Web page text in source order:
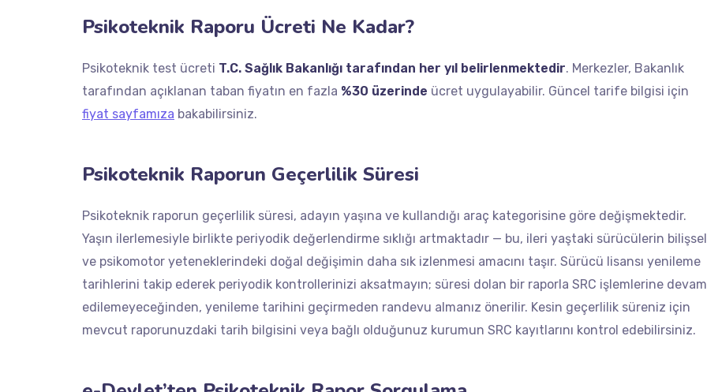
Psikoteknik Raporu Ücreti Ne Kadar?
Psikoteknik test ücreti T.C. Sağlık Bakanlığı tarafından her yıl belirlenmektedir. Merkezler, Bakanlık
tarafından açıklanan taban fiyatın en fazla %30 üzerinde ücret uygulayabilir. Güncel tarife bilgisi için
fiyat sayfamıza bakabilirsiniz.
Psikoteknik Raporun Geçerlilik Süresi
Psikoteknik raporun geçerlilik süresi, adayın yaşına ve kullandığı araç kategorisine göre değişmektedir.
Yaşın ilerlemesiyle birlikte periyodik değerlendirme sıklığı artmaktadır — bu, ileri yaştaki sürücülerin bilişsel
ve psikomotor yeteneklerindeki doğal değişimin daha sık izlenmesi amacını taşır. Sürücü lisansı yenileme
tarihlerini takip ederek periyodik kontrollerinizi aksatmayın; süresi dolan bir raporla SRC işlemlerine devam
edilemeyeceğinden, yenileme tarihini geçirmeden randevu almanız önerilir. Kesin geçerlilik süreniz için
mevcut raporunuzdaki tarih bilgisini veya bağlı olduğunuz kurumun SRC kayıtlarını kontrol edebilirsiniz.